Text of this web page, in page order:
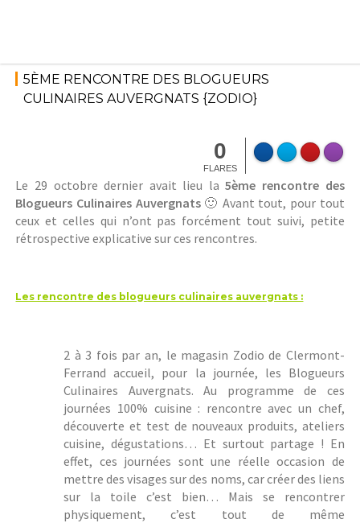
décembre
2015
h
a
n
i
E
v
é
n
t
s
5ÈME RENCONTRE DES BLOGUEURS
CULINAIRES AUVERGNATS {ZODIO}
0
FLARES
Le 29 octobre dernier avait lieu la5ème rencontre des
Blogueurs Culinaires Auvergnats🙂 Avant tout, pour tout
ceux et celles qui n’ont pas forcément tout suivi, petite
rétrospective explicative sur ces rencontres.
Les rencontre des blogueurs culinaires auvergnats :
2 à 3 fois par an, le magasin Zodio de Clermont-
Ferrand accueil, pour la journée, les Blogueurs
Culinaires Auvergnats. Au programme de ces
journées 100% cuisine : rencontre avec un chef,
découverte et test de nouveaux produits, ateliers
cuisine, dégustations… Et surtout partage ! En
effet, ces journées sont une réelle occasion de
mettre des visages sur des noms, car créer des liens
sur la toile c’est bien… Mais se rencontrer
physiquement, c’est tout de même